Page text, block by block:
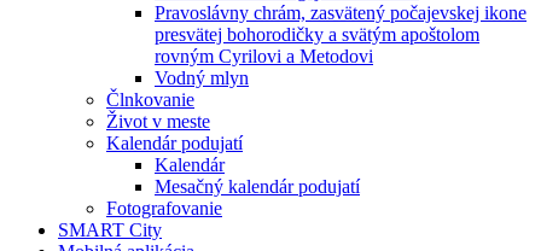
Pravoslávny chrám, zasvätený počajevskej ikone
presvätej bohorodičky a svätým apoštolom
rovným Cyrilovi a Metodovi
Vodný mlyn
Člnkovanie
Život v meste
Kalendár podujatí
Kalendár
Mesačný kalendár podujatí
Fotografovanie
SMART City